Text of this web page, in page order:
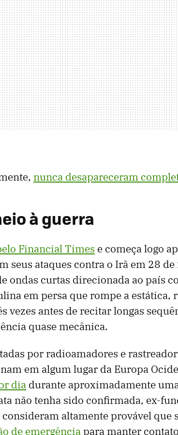
nunca desapareceram
à guerra
Financial Times e começa logo
seus ataques contra o Irã em 28
ondas curtas direcionada ao país
em persa que rompe a estática,
vezes antes de recitar longas
quase mecânica.
por radioamadores e
em algum lugar da Europa
dia durante aproximadamente
não tenha sido confirmada, ex-
altamente provável que
de emergênciapara manter